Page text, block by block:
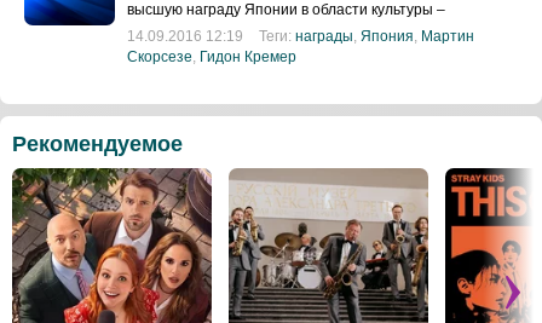
высшую награду Японии в области культуры –
Императорскую премию – в октябре 2016 года
14.09.2016 12:19 Теги: награды Япония Мартин
Скорсезе Гидон Кремер
Рекомендуемое